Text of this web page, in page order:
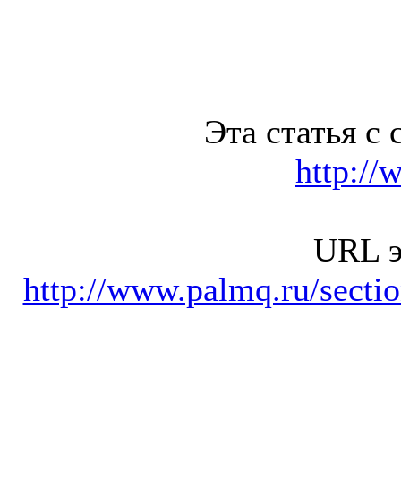
Эта статья с
http://
URL
http://www.palmq.ru/